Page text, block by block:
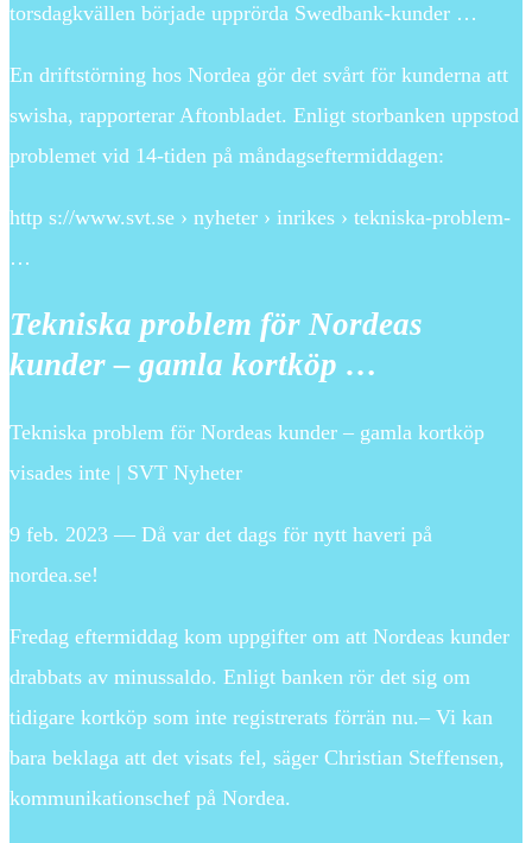
torsdagkvällen började upprörda Swedbank-kunder …
En driftstörning hos Nordea gör det svårt för kunderna att
swisha, rapporterar Aftonbladet. Enligt storbanken uppstod
problemet vid 14-tiden på måndagseftermiddagen:
http s://www.svt.se › nyheter › inrikes › tekniska-problem-
…
Tekniska problem för Nordeas
kunder – gamla kortköp …
Tekniska problem för Nordeas kunder – gamla kortköp
visades inte | SVT Nyheter
9 feb. 2023 — Då var det dags för nytt haveri på
nordea.se!
Fredag eftermiddag kom uppgifter om att Nordeas kunder
drabbats av minussaldo. Enligt banken rör det sig om
tidigare kortköp som inte registrerats förrän nu.– Vi kan
bara beklaga att det visats fel, säger Christian Steffensen,
kommunikationschef på Nordea.